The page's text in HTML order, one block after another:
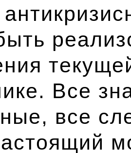
Все
все